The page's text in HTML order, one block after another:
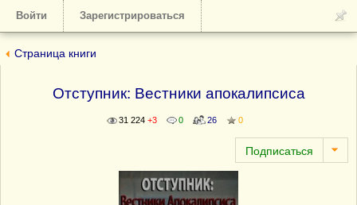
Войти Зарегистрироваться
Страница книги
Отступник: Вестники апокалипсиса
31 224 +3 0 26 0